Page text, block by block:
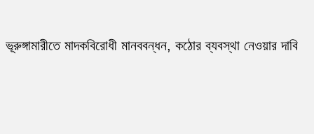
ভূরুঙ্গামারীতে মাদকবিরোধী মানববন্ধন, কঠোর ব্যবস্থা নেওয়ার দাবি